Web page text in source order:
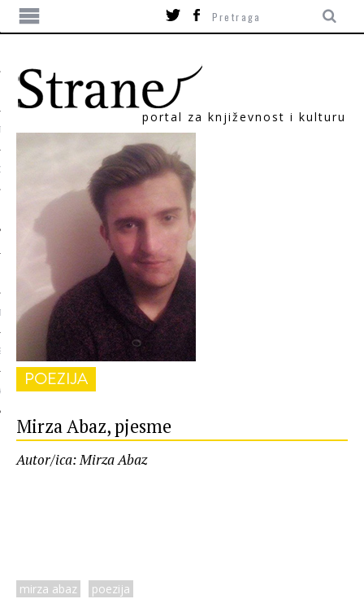
portal za književnost i kulturu
POEZIJA
Mirza Abaz, pjesme
Autor/ica: Mirza Abaz
mirza abaz poezija